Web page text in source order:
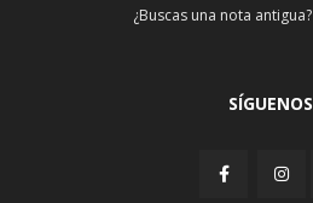
¿Buscas una nota antigua?
SÍGUENOS